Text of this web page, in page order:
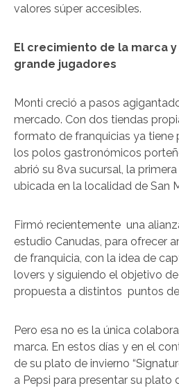
valores súper accesibles.
El crecimiento de la marca
grande jugadores
Monti creció a pasos
mercado. Con dos tiendas
formato de franquicias ya tiene
los polos gastronómicos
abrió su 8va sucursal, la
ubicada en la localidad de San
Firmó recientemente una
estudio Canudas, para ofrecer
de franquicia, con la idea de
lovers y siguiendo el objetivo
propuesta a distintos puntos
Pero esa no es la única
marca. En estos días y en el
de su plato de invierno
a Pepsi para presentar su plato